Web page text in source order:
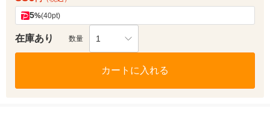
5%(40pt)
在庫あり 数量 1
カートに入れる